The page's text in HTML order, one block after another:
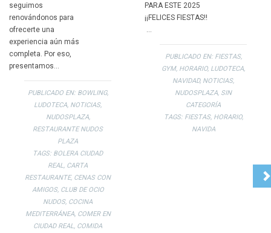
seguimos
renovándonos para
ofrecerte una
experiencia aún más
completa. Por eso,
presentamos…
PUBLICADO EN: BOWLING,
LUDOTECA, NOTICIAS,
NUDOSPLAZA,
RESTAURANTE NUDOS
PLAZA
TAGS: BOLERA CIUDAD
REAL, CARTA
RESTAURANTE, CENAS CON
AMIGOS, CLUB DE OCIO
NUDOS, COCINA
MEDITERRÁNEA, COMER EN
CIUDAD REAL, COMIDA
PARA ESTE 2025
¡¡FELICES FIESTAS!!
PUBLICADO EN: FIESTAS,
GYM, HORARIO, LUDOTECA,
NAVIDAD, NOTICIAS,
NUDOSPLAZA, SIN
CATEGORÍA
TAGS: FIESTAS, HORARIO,
NAVIDA